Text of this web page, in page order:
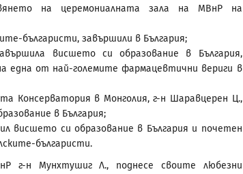
на церемониалната зала на МВнР на
българисти, завършили в България;
висшето си образование в България,
една от най-големите фармацевтични вериги в
Консерватория в Монголия, г-н Шаравцерен Ц.,
в България;
висшето си образование в България и почетен
българисти.
г-н Мунхтушиг Л., поднесе своите любезни